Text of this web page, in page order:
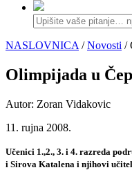
NASLOVNICA /Novosti /
Olimpijada u
Autor: Zoran Vidakovic
11. rujna 2008.
Učenici 1.,2., 3. i 4. razreda
i Sirova Katalena i njihovi